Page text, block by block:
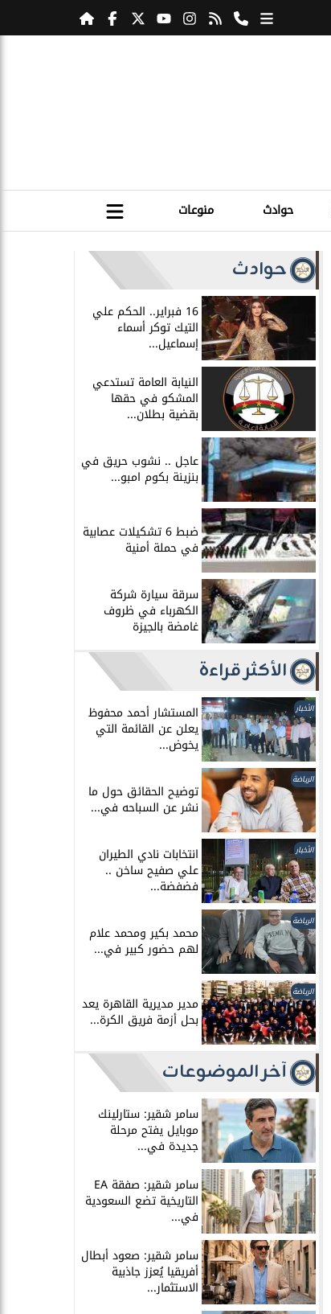
حوادث منوعات
حوادث
16 فبراير.. الحكم علي
التيك توكر أسماء
إسماعيل...
النيابة العامة تستدعي
المشكو في حقها
بقضية بطلان...
عاجل .. نشوب حريق في
بنزينة بكوم امبو...
ضبط 6 تشكيلات عصابية
في حملة أمنية
سرقة سيارة شركة
الكهرباء في ظروف
غامضة بالجيزة
الأكثر قراءة
الأخبار المستشار أحمد محفوظ
يعلن عن القائمة التي
يخوض...
الرياضة
توضيح الحقائق حول ما
نشر عن السباحه في...
الأخبار انتخابات نادي الطيران
علي صفيح ساخن ..
فضفضة...
الرياضة
محمد بكير ومحمد علام
لهم حضور كبير في...
الرياضة
مدير مديرية القاهرة يعد
بحل أزمة فريق الكرة...
آخر الموضوعات
سامر شقير: ستارلينك
موبايل يفتح مرحلة
جديدة في...
سامر شقير: صفقة EA
التاريخية تضع السعودية
في...
سامر شقير: صعود أبطال
أفريقيا يُعزز جاذبية
الاستثمار...